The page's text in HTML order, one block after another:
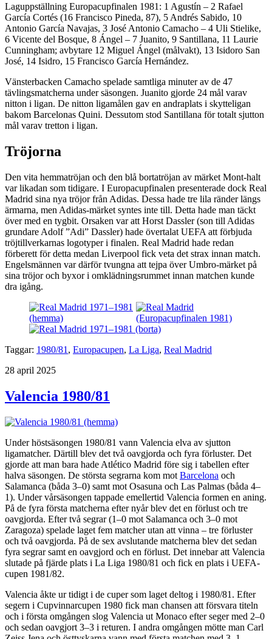
Laguppställning Europacupfinalen 1981: 1 Agustín – 2 Rafael
García Cortés (16 Francisco Pineda, 87), 5 Andrés Sabido, 10
Antonio García Navajas, 3 José Antonio Camacho – 4 Uli Stielike,
6 Vicente del Bosque, 8 Ángel – 7 Juanito, 9 Santillana, 11 Laurie
Cunningham; avbytare 12 Miguel Ángel (målvakt), 13 Isidoro San
José, 14 Isidro, 15 Francisco García Hernández.
Vänsterbacken Camacho spelade samtliga minuter av de 47
tävlingsmatcherna under säsongen. Juanito gjorde 24 mål varav
nitton i ligan. De nitton ligamålen gav en andraplats i skytteligan
bakom Barcelonas Quini. Dessutom stod Santillana för totalt sjutton
mål varav tretton i ligan.
Tröjorna
Den vita hemmatröjan och den blå bortatröjan av märket Mont-halt
var likadan som tidigare. I Europacupfinalen presenterade dock Real
Madrid sina nya tröjor från Adidas. Dessa hade tre lila ränder längs
ärmarna, men Adidas-märket syntes inte till. Detta hade man täckt
över med en tygbit. Orsaken var att Horst Dassler (son till Adidas
grundare Adolf ”Adi” Dassler) hade övertalat UEFA att förbjuda
tröjtillverkarnas logotyper i finalen. Real Madrid hade redan
förberett för detta medan Liverpool fick veta det strax innan match.
Engelsmännen var därför tvungna att tejpa över Umbro-märket på
sina tröjor och byxor i omklädningsrummet innan matchen kunde
dra igång.
Taggar: 1980/81 , Europacupen, La Liga, Real Madrid
Publicerat
28 april 2025
Valencia 1980/81
Under höstsäsongen 1980/81 vann Valencia elva av sjutton
ligamatcher. Därtill blev det två oavgjorda och fyra förluster. Det
gjorde att man bara hade Atlético Madrid före sig i tabellen efter
halva säsongen. De största segrarna kom mot Barcelona och
Salamanca (båda 3–0) samt mot Osasuna och Las Palmas (båda 4–
1). Under vårsäsongen tappade emellertid Valencia formen en aning.
På de fyra första matcherna efter nyår blev det en förlust och tre
oavgjorda. Efter två segrar (1–0 mot Salamanca och 3–0 mot
Zaragoza) spelade laget fem matcher utan att vinna – tre förluster
och två oavgjorda. På de sex avslutande matcherna blev det sedan
fyra segrar samt en oavgjord och en förlust. Det innebar att Valencia
slutade på fjärde plats i La Liga 1980/81 och fick en plats i UEFA-
cupen 1981/82.
Valencia åkte ur tidigt i de cuper som laget deltog i 1980/81. Efter
segern i Cupvinnarcupen 1980 fick man chansen att försvara titeln
och i första omgången slog Valencia ut Monaco efter seger med 2–0
och sedan oavgjort 3–3 i returen. I andra omgången mötte man Carl